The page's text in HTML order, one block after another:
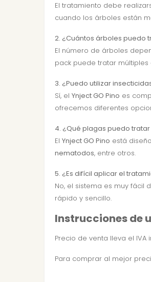
El tratamiento debe
cuando los árboles están
2. ¿Cuántos árboles puedo
El número de árboles
pack puede tratar
3. ¿Puedo utilizar
Sí, el Ynject GO Pino es
ofrecemos diferentes
4. ¿Qué plagas puedo
El Ynject GO Pino está
nematodos, entre otros.
5. ¿Es difícil aplicar el
No, el sistema es muy
rápido y sencillo.
Instrucciones de
Precio de venta lleva el IVA
Para comprar al mejor